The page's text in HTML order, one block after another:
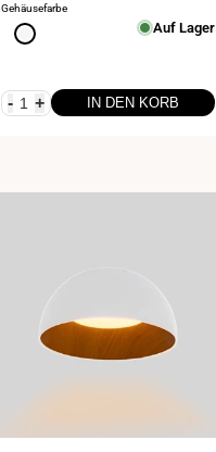
Gehäusefarbe
Weiß Auf Lager
- + IN DEN KORB